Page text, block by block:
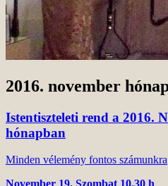
2016. november
Istentiszteleti rend a 2016.
hónapban
Minden vélemény fontos számunkra